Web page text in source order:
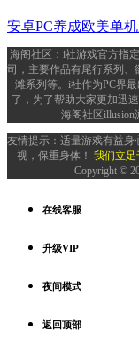
安卓PC养成欧美单机
海阁社区：i社游戏官方指
司，主要作品有尾行系列
滩系列等。i社作为PC界
了，为了帮助大家更加迅
海阁社区illusion
友情提示：适量游戏有益
视，保重身体！ 我们立足
Copyright ©
在线客服
升级VIP
夜间模式
返回顶部